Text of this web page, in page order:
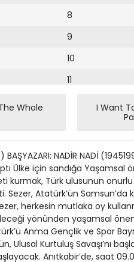
8
9
10
11
15
16
17
18
19
Whole
I Want
NADİR NADİ
Ülke için sandığa Yaşamsal
kurmak, Türk ulusunun
Sezer, Atatürk’ün Samsun’da
herkesin mutlaka oy
yönünden yaşamsal
Anma Gençlik ve Spor
Kurtuluş Savaşı’nı
Anıtkabir’de, saat